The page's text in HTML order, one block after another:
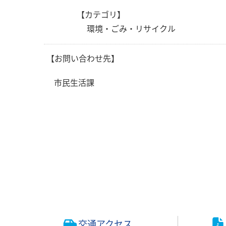
【カテゴリ】
環境・ごみ・リサイクル
【お問い合わせ先】
市民生活課